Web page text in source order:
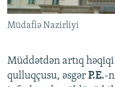
Müdafiə Nazirliyi
Müddətdən artıq
qulluqçusu, əsgər P.E.-